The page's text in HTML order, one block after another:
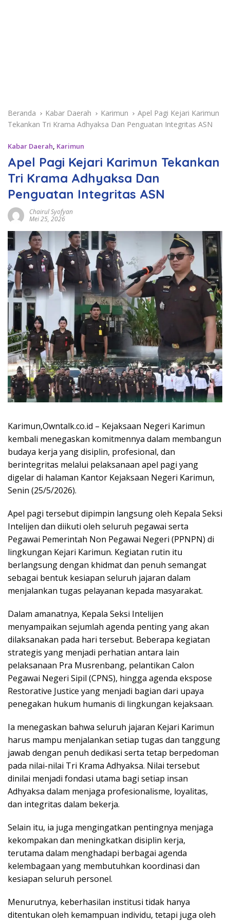
Beranda Kabar Daerah Karimun
Apel Pagi Kejari Karimun
Tekankan Tri Krama Adhyaksa Dan Penguatan Integritas ASN
Kabar Daerah, Karimun
Apel Pagi Kejari Karimun Tekankan
Tri Krama Adhyaksa Dan
Penguatan Integritas ASN
Chairul Syofyan
Mei 25, 2026
Karimun,Owntalk.co.id – Kejaksaan Negeri Karimun
kembali menegaskan komitmennya dalam membangun
budaya kerja yang disiplin, profesional, dan
berintegritas melalui pelaksanaan apel pagi yang
digelar di halaman Kantor Kejaksaan Negeri Karimun,
Senin (25/5/2026).
Apel pagi tersebut dipimpin langsung oleh Kepala Seksi
Intelijen dan diikuti oleh seluruh pegawai serta
Pegawai Pemerintah Non Pegawai Negeri (PPNPN) di
lingkungan Kejari Karimun. Kegiatan rutin itu
berlangsung dengan khidmat dan penuh semangat
sebagai bentuk kesiapan seluruh jajaran dalam
menjalankan tugas pelayanan kepada masyarakat.
Dalam amanatnya, Kepala Seksi Intelijen
menyampaikan sejumlah agenda penting yang akan
dilaksanakan pada hari tersebut. Beberapa kegiatan
strategis yang menjadi perhatian antara lain
pelaksanaan Pra Musrenbang, pelantikan Calon
Pegawai Negeri Sipil (CPNS), hingga agenda ekspose
Restorative Justice yang menjadi bagian dari upaya
penegakan hukum humanis di lingkungan kejaksaan.
Ia menegaskan bahwa seluruh jajaran Kejari Karimun
harus mampu menjalankan setiap tugas dan tanggung
jawab dengan penuh dedikasi serta tetap berpedoman
pada nilai-nilai Tri Krama Adhyaksa. Nilai tersebut
dinilai menjadi fondasi utama bagi setiap insan
Adhyaksa dalam menjaga profesionalisme, loyalitas,
dan integritas dalam bekerja.
Selain itu, ia juga mengingatkan pentingnya menjaga
kekompakan dan meningkatkan disiplin kerja,
terutama dalam menghadapi berbagai agenda
kelembagaan yang membutuhkan koordinasi dan
kesiapan seluruh personel.
Menurutnya, keberhasilan institusi tidak hanya
ditentukan oleh kemampuan individu, tetapi juga oleh